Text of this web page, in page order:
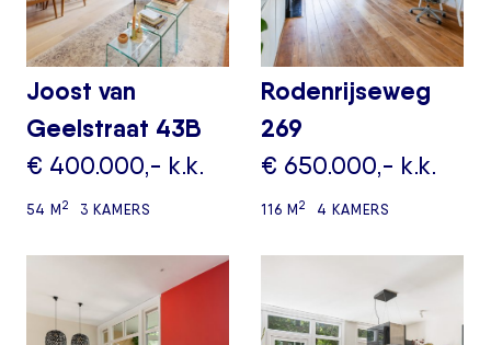
Joost van
Geelstraat 43B
€ 400.000,- k.k.
54 M2 3 KAMERS
Rodenrijseweg
269
€ 650.000,- k.k.
116 M2 4 KAMERS